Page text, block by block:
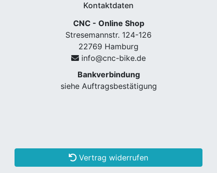
Kontaktdaten
CNC - Online Shop
Stresemannstr. 124-126
22769 Hamburg
info@cnc-bike.de
Bankverbindung
siehe Auftragsbestätigung
Vertrag widerrufen